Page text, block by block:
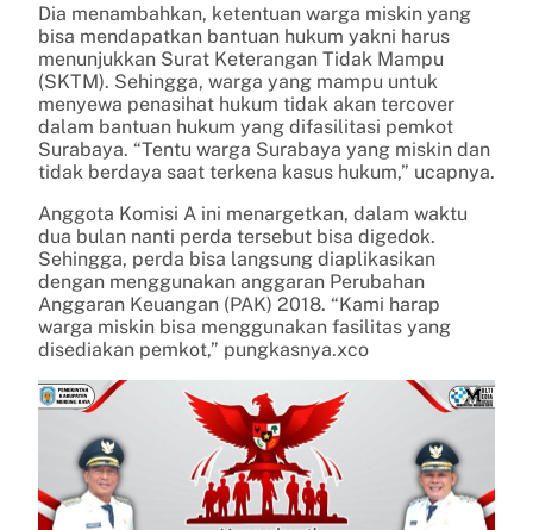
Dia menambahkan, ketentuan warga miskin yang
bisa mendapatkan bantuan hukum yakni harus
menunjukkan Surat Keterangan Tidak Mampu
(SKTM). Sehingga, warga yang mampu untuk
menyewa penasihat hukum tidak akan tercover
dalam bantuan hukum yang difasilitasi pemkot
Surabaya. “Tentu warga Surabaya yang miskin dan
tidak berdaya saat terkena kasus hukum,” ucapnya.
Anggota Komisi A ini menargetkan, dalam waktu
dua bulan nanti perda tersebut bisa digedok.
Sehingga, perda bisa langsung diaplikasikan
dengan menggunakan anggaran Perubahan
Anggaran Keuangan (PAK) 2018. “Kami harap
warga miskin bisa menggunakan fasilitas yang
disediakan pemkot,” pungkasnya.xco